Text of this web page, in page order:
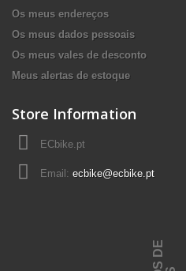
Os meus endereços
Os meus dados pessoais
Os meus vales de desconto
Meus alertas de estoque
Store Information
ECbike.pt
Email: ecbike@ecbike.pt